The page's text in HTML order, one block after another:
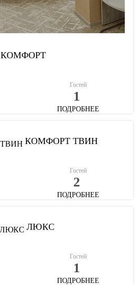
КОМФОРТ
Гостей
1
ПОДРОБНЕЕ
КОМФОРТ ТВИН
Гостей
2
ПОДРОБНЕЕ
ЛЮКС
Гостей
1
ПОДРОБНЕЕ